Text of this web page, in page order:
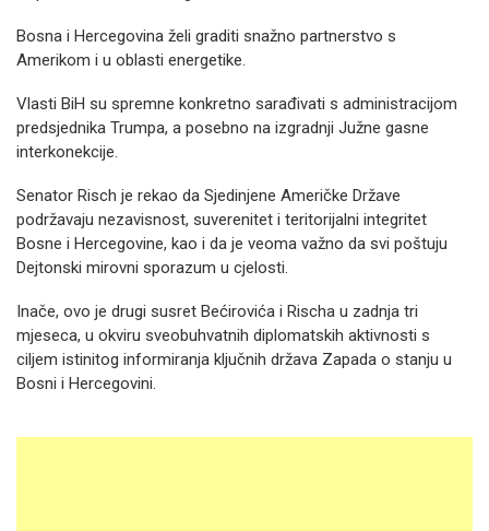
Bosna i Hercegovina želi graditi snažno partnerstvo s
Amerikom i u oblasti energetike.
Vlasti BiH su spremne konkretno sarađivati s administracijom
predsjednika Trumpa, a posebno na izgradnji Južne gasne
interkonekcije.
Senator Risch je rekao da Sjedinjene Američke Države
podržavaju nezavisnost, suverenitet i teritorijalni integritet
Bosne i Hercegovine, kao i da je veoma važno da svi poštuju
Dejtonski mirovni sporazum u cjelosti.
Inače, ovo je drugi susret Bećirovića i Rischa u zadnja tri
mjeseca, u okviru sveobuhvatnih diplomatskih aktivnosti s
ciljem istinitog informiranja ključnih država Zapada o stanju u
Bosni i Hercegovini.